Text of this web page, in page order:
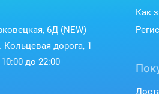
6Д (NEW)
Кольцевая дорога, 1
до 22:00
Как